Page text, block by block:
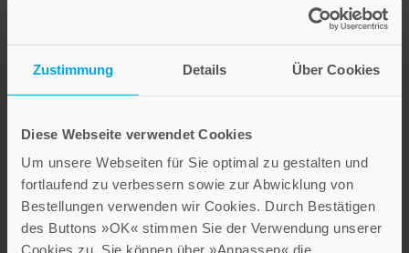
Zustimmung Details Über Cookies
Diese Webseite verwendet Cookies
Um unsere Webseiten für Sie optimal zu gestalten und
fortlaufend zu verbessern sowie zur Abwicklung von
Bestellungen verwenden wir Cookies. Durch Bestätigen
des Buttons »OK« stimmen Sie der Verwendung unserer
Cookies zu. Sie können über »Anpassen« die
IN DEN WARENKORB
18,00 €
IN DEN WARENKORB